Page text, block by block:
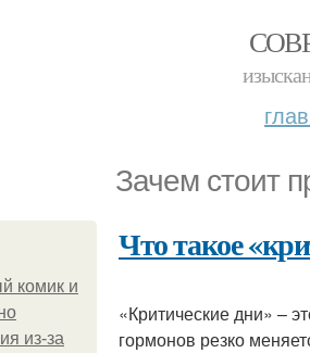
Зачем стоит
комик и
из-за
Что такое
«Критические дни» –
гормонов резко